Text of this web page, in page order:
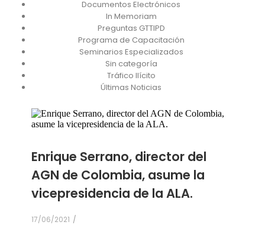
Documentos Electrónicos
In Memoriam
Preguntas GTTIPD
Programa de Capacitación
Seminarios Especializados
Sin categoría
Tráfico Ilícito
Últimas Noticias
Enrique Serrano, director del
AGN de Colombia, asume la
vicepresidencia de la ALA.
17/06/2021 /